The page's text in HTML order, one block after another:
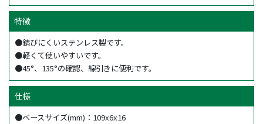
特徴
●錆びにくいステンレス製です。
●軽くて使いやすいです。
●45°、135°の確認、線引きに便利です。
仕様
●ベースサイズ(mm)：109x6x16